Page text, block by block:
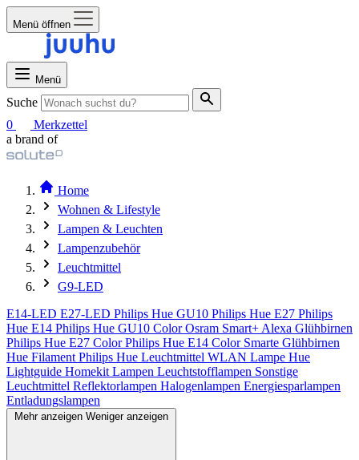
Menü öffnen
Menü
Suche
0
Merkzettel
a brand of
Home
Wohnen & Lifestyle
Lampen & Leuchten
Lampenzubehör
Leuchtmittel
G9-LED
E14-LED E27-LED Philips Hue GU10 Philips Hue E27 Philips
Hue E14 Philips Hue GU10 ColorOsram Smart+ Alexa Glühbirnen
Philips Hue E27 ColorPhilips Hue E14 Color Smarte Glühbirnen
Hue Filament Philips Hue Leuchtmittel WLAN Lampe Hue
Lightguide Homekit Lampen Leuchtstofflampen Sonstige
Leuchtmittel Reflektorlampen Halogenlampen Energiesparlampen
Entladungslampen
Mehr anzeigen Weniger anzeigen